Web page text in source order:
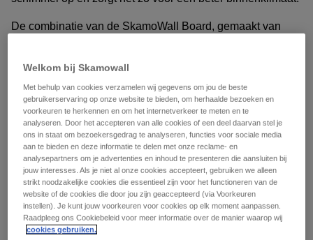
De combinatie van de SkamoWall Board, gemaakt van
vocht wordt gereguleerd en schimmel wordt geëlimineerd.
De montage van SkamoWallvindt plaats aan de
binnenkant van de blootliggende wand, wat eenvoudig en
snel kan worden gedaan door zowel particuliere als
professionele vakmensen.
Buiten herisolatie
Buitenisolatie, vaak gevelisolatie genoemd, is een
Welkom bij Skamowall
Met behulp van cookies verzamelen wij gegevens om jou de beste
gebruikerservaring op onze website te bieden, om herhaalde bezoeken en
voorkeuren te herkennen en om het internetverkeer te meten en te
analyseren. Door het accepteren van alle cookies of een deel daarvan stel je
ons in staat om bezoekersgedrag te analyseren, functies voor sociale media
aan te bieden en deze informatie te delen met onze reclame- en
analysepartners om je advertenties en inhoud te presenteren die aansluiten bij
jouw interesses. Als je niet al onze cookies accepteert, gebruiken we alleen
strikt noodzakelijke cookies die essentieel zijn voor het functioneren van de
website of de cookies die door jou zijn geaccepteerd (via Voorkeuren
instellen). Je kunt jouw voorkeuren voor cookies op elk moment aanpassen.
Raadpleeg ons Cookiebeleid voor meer informatie over de manier waarop wij
cookies gebruiken.